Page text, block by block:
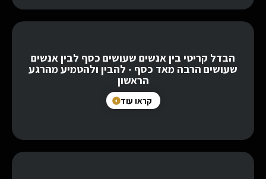
הבדל קריטי בין אנשים שעושים כסף לבין אנשים
שעושים הרבה מאד כסף - להבין ולהטמיע מהרגע
הראשון
קראו עוד